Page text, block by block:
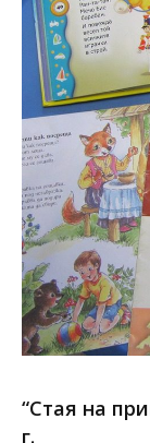
“Стая на
г.